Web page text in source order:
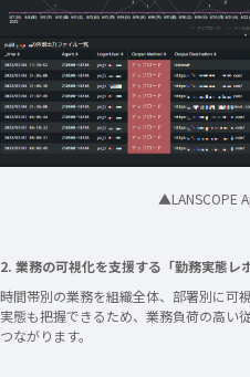
▲LANSCOPE
2. 業務の可視化を支援する「勤務実態レ
時間帯別の業務を組織全体、部署別に可
実態も把握できるため、業務負荷の高い
つながります。